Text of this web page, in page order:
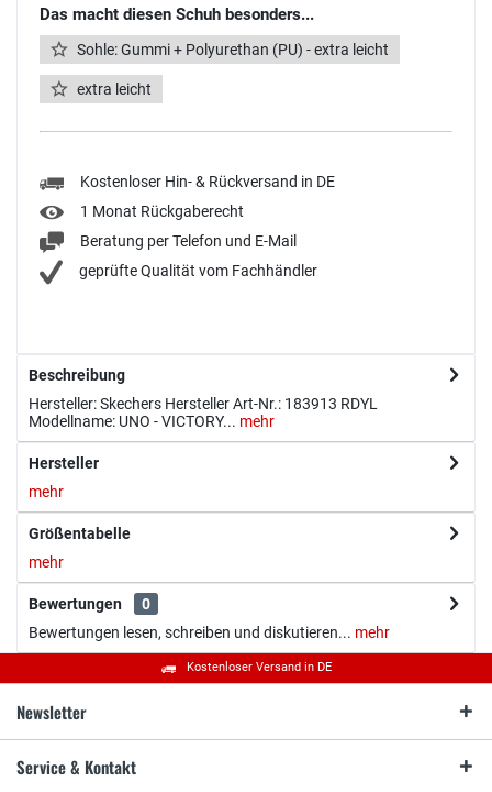
Das macht diesen Schuh besonders...
Sohle: Gummi + Polyurethan (PU) - extra leicht
extra leicht
Kostenloser Hin- & Rückversand in DE
1 Monat Rückgaberecht
Beratung per Telefon und E-Mail
geprüfte Qualität vom Fachhändler
Beschreibung
Hersteller: Skechers Hersteller Art-Nr.: 183913 RDYL
Modellname: UNO - VICTORY... mehr
Hersteller
mehr
Größentabelle
mehr
Bewertungen
0
Bewertungen lesen, schreiben und diskutieren... mehr
Kostenloser Versand in DE
Newsletter
Service & Kontakt